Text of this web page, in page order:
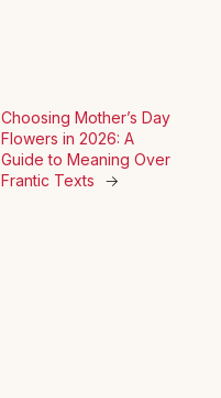
Choosing Mother’s Day
Flowers in 2026: A
Guide to Meaning Over
Frantic Texts
→